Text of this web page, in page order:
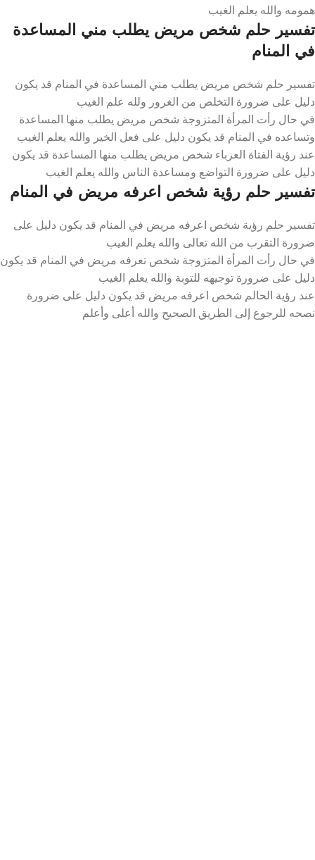
همومه والله يعلم الغيب
تفسير حلم شخص مريض يطلب مني المساعدة
في المنام
تفسير حلم شخص مريض يطلب مني المساعدة في المنام قد يكون
دليل على ضرورة التخلص من الغرور ولله علم الغيب
في حال رأت المرأة المتزوجة شخص مريض يطلب منها المساعدة
وتساعده في المنام قد يكون دليل على فعل الخير والله يعلم الغيب
عند رؤية الفتاة العزباء شخص مريض يطلب منها المساعدة قد يكون
دليل على ضرورة التواضع ومساعدة الناس والله يعلم الغيب
تفسير حلم رؤية شخص اعرفه مريض في المنام
تفسير حلم رؤية شخص اعرفه مريض في المنام قد يكون دليل على
ضرورة التقرب من الله تعالى والله يعلم الغيب
في حال رأت المرأة المتزوجة شخص تعرفه مريض في المنام قد يكون
دليل على ضرورة توجيهه للتوبة والله يعلم الغيب
عند رؤية الحالم شخص اعرفه مريض قد يكون دليل على ضرورة
نصحه للرجوع إلى الطريق الصحيح والله أعلى وأعلم